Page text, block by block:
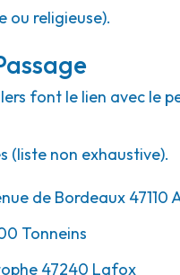
ou religieuse).
font le lien avec le
(liste non exhaustive).
de Bordeaux
Tonneins
47240 Lafox